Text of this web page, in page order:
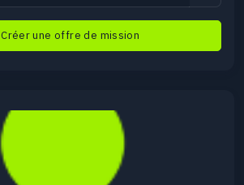
Créer une offre de mission